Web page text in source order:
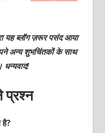
यह ब्लॉग ज़रूर पसंद आया
अन्य शुभचिंतकों के साथ
प्रश्न
है?